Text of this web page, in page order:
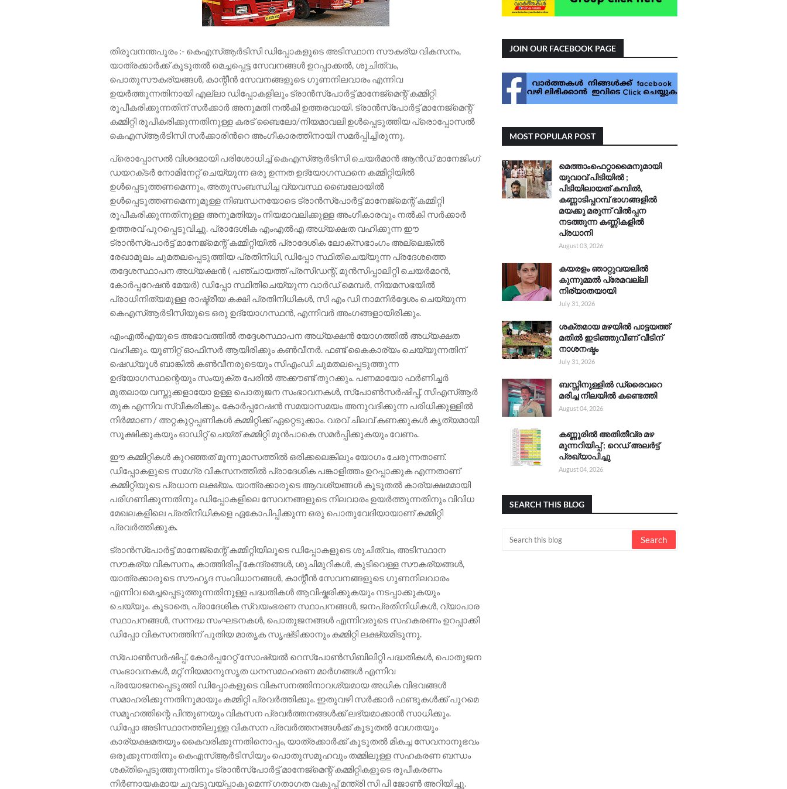
തിരുവനന്തപുരം :- കെഎസ്ആർടിസി ഡിപ്പോകളുടെ അടിസ്ഥാന സൗകര്യ വികസനം,
യാത്രക്കാർക്ക് കൂടുതൽ മെച്ചപ്പെട്ട സേവനങ്ങൾ ഉറപ്പാക്കൽ, ശുചിത്വം,
പൊതുസൗകര്യങ്ങൾ, കാന്റീൻ സേവനങ്ങളുടെ ഗുണനിലവാരം എന്നിവ
ഉയർത്തുന്നതിനായി എല്ലാ ഡിപ്പോകളിലും ട്രാൻസ്പോർട്ട് മാനേജ്മെന്റ് കമ്മിറ്റി
രൂപീകരിക്കുന്നതിന് സർക്കാർ അനുമതി നൽകി ഉത്തരവായി. ട്രാൻസ്പോർട്ട് മാനേജ്‌മെന്റ്
കമ്മിറ്റി രൂപീകരിക്കുന്നതിനുള്ള കരട് ബൈലോ/നിയമാവലി ഉൾപ്പെടുത്തിയ പ്രൊപ്പോസൽ
കെഎസ്ആർടിസി സർക്കാരിൻറെ അംഗീകാരത്തിനായി സമർപ്പിച്ചിരുന്നു.
പ്രൊപ്പോസൽ വിശദമായി പരിശോധിച്ച് കെഎസ്ആർടിസി ചെയർമാൻ ആൻഡ് മാനേജിംഗ്
ഡയറക്‌ടർ നോമിനേറ്റ് ചെയ്യുന്ന ഒരു ഉന്നത ഉദ്യോഗസ്ഥനെ കമ്മിറ്റിയിൽ
ഉൾപ്പെടുത്തണമെന്നും, അതുസംബന്ധിച്ച വ്യവസ്ഥ ബൈലോയിൽ
ഉൾപ്പെടുത്തണമെന്നുമുള്ള നിബന്ധനയോടെ ട്രാൻസ്പോർട്ട് മാനേജ്മെന്റ് കമ്മിറ്റി
രൂപീകരിക്കുന്നതിനുള്ള അനുമതിയും നിയമാവലിക്കുള്ള അംഗീകാരവും നൽകി സർക്കാർ
ഉത്തരവ് പുറപ്പെടുവിച്ചു. പ്രാദേശിക എംഎൽഎ അധ്യക്ഷത വഹിക്കുന്ന ഈ
ട്രാൻസ്പോർട്ട് മാനേജ്മെന്റ് കമ്മിറ്റിയിൽ പ്രാദേശിക ലോക്സഭാംഗം അല്ലെങ്കിൽ
രേഖാമൂലം ചുമതലപ്പെടുത്തിയ പ്രതിനിധി, ഡിപ്പോ സ്ഥിതിചെയ്യുന്ന പ്രദേശത്തെ
തദ്ദേശസ്ഥാപന അധ്യക്ഷൻ ( പഞ്ചായത്ത് പ്രസിഡന്റ്, മുൻസിപ്പാലിറ്റി ചെയർമാൻ,
കോർപ്പറേഷൻ മേയർ) ഡിപ്പോ സ്ഥിതിചെയ്യുന്ന വാർഡ് മെമ്പർ, നിയമസഭയിൽ
പ്രാധിനിത്യമുള്ള രാഷ്ട്രീയ കക്ഷി പ്രതിനിധികൾ, സി എം ഡി നാമനിർദ്ദേശം ചെയ്യുന്ന
കെഎസ്ആർടിസിയുടെ ഒരു ഉദ്യോഗസ്ഥൻ, എന്നിവർ അംഗങ്ങളായിരിക്കും.
എംഎൽഎയുടെ അഭാവത്തിൽ തദ്ദേശസ്ഥാപന അധ്യക്ഷൻ യോഗത്തിൽ അധ്യക്ഷത
വഹിക്കും. യൂണിറ്റ് ഓഫീസർ ആയിരിക്കും കൺവീനർ. ഫണ്ട് കൈകാര്യം ചെയ്യുന്നതിന്
ഷെഡ്യൂൾ ബാങ്കിൽ കൺവീനരുടെയും സിഎംഡി ചുമതലപ്പെടുത്തുന്ന
ഉദ്യോഗസ്ഥന്റെയും സംയുക്ത പേരിൽ അക്കൗണ്ട് തുറക്കും. പണമായോ ഫർണിച്ചർ
മുതലായ വസ്തുക്കളായോ ഉള്ള പൊതുജന സംഭാവനകൾ, സ്പോൺസർഷിപ്പ്, സിഎസ്ആർ
തുക എന്നിവ സ്വീകരിക്കും. കോർപ്പറേഷൻ സമയാസമയം അനുവദിക്കുന്ന പരിധിക്കുള്ളിൽ
നിർമ്മാണ / അറ്റകുറ്റപ്പണികൾ കമ്മിറ്റിക്ക് ഏറ്റെടുക്കാം. വരവ് ചിലവ് കണക്കുകൾ കൃത്യമായി
സൂക്ഷിക്കുകയും ഓഡിറ്റ് ചെയ്ത് കമ്മിറ്റി മുൻപാകെ സമർപ്പിക്കുകയും വേണം.
ഈ കമ്മിറ്റികൾ കുറഞ്ഞത് മൂന്നുമാസത്തിൽ ഒരിക്കലെങ്കിലും യോഗം ചേരുന്നതാണ്.
ഡിപ്പോകളുടെ സമഗ്ര വികസനത്തിൽ പ്രാദേശിക പങ്കാളിത്തം ഉറപ്പാക്കുക എന്നതാണ്
കമ്മിറ്റിയുടെ പ്രധാന ലക്ഷ്യം. യാത്രക്കാരുടെ ആവശ്യങ്ങൾ കൂടുതൽ കാര്യക്ഷമമായി
പരിഗണിക്കുന്നതിനും ഡിപ്പോകളിലെ സേവനങ്ങളുടെ നിലവാരം ഉയർത്തുന്നതിനും വിവിധ
മേഖലകളിലെ പ്രതിനിധികളെ ഏകോപിപ്പിക്കുന്ന ഒരു പൊതുവേദിയായാണ് കമ്മിറ്റി
പ്രവർത്തിക്കുക.
ട്രാൻസ്പോർട്ട് മാനേജ്മെന്റ് കമ്മിറ്റിയിലൂടെ ഡിപ്പോകളുടെ ശുചിത്വം, അടിസ്ഥാന
സൗകര്യ വികസനം, കാത്തിരിപ്പ് കേന്ദ്രങ്ങൾ, ശുചിമുറികൾ, കുടിവെള്ള സൗകര്യങ്ങൾ,
യാത്രക്കാരുടെ സൗഹൃദ സംവിധാനങ്ങൾ, കാന്റീൻ സേവനങ്ങളുടെ ഗുണനിലവാരം
എന്നിവ മെച്ചപ്പെടുത്തുന്നതിനുള്ള പദ്ധതികൾ ആവിഷ്കരിക്കുകയും നടപ്പാക്കുകയും
ചെയ്യും. കൂടാതെ, പ്രാദേശിക സ്വയംഭരണ സ്ഥാപനങ്ങൾ, ജനപ്രതിനിധികൾ, വ്യാപാര
സ്ഥാപനങ്ങൾ, സന്നദ്ധ സംഘടനകൾ, പൊതുജനങ്ങൾ എന്നിവരുടെ സഹകരണം ഉറപ്പാക്കി
ഡിപ്പോ വികസനത്തിന് പുതിയ മാതൃക സൃഷ്‌ടിക്കാനും കമ്മിറ്റി ലക്ഷ്യമിടുന്നു.
സ്പോൺസർഷിപ്പ്, കോർപ്പറേറ്റ് സോഷ്യൽ റെസ്പോൺസിബിലിറ്റി പദ്ധതികൾ, പൊതുജന
സംഭാവനകൾ, മറ്റ് നിയമാനുസൃത ധനസമാഹരണ മാർഗങ്ങൾ എന്നിവ
പ്രയോജനപ്പെടുത്തി ഡിപ്പോകളുടെ വികസനത്തിനാവശ്യമായ അധിക വിഭവങ്ങൾ
സമാഹരിക്കുന്നതിനുമായും കമ്മിറ്റി പ്രവർത്തിക്കും. ഇതുവഴി സർക്കാർ ഫണ്ടുകൾക്ക് പുറമെ
സമൂഹത്തിന്റെ പിന്തുണയും വികസന പ്രവർത്തനങ്ങൾക്ക് ലഭ്യമാക്കാൻ സാധിക്കും.
ഡിപ്പോ അടിസ്ഥാനത്തിലുള്ള വികസന പ്രവർത്തനങ്ങൾക്ക് കൂടുതൽ വേഗതയും
കാര്യക്ഷമതയും കൈവരിക്കുന്നതിനൊപ്പം, യാത്രക്കാർക്ക് കൂടുതൽ മികച്ച സേവനാനുഭവം
ഒരുക്കുന്നതിനും കെഎസ്ആർടിസിയും പൊതുസമൂഹവും തമ്മിലുള്ള സഹകരണ ബന്ധം
ശക്തിപ്പെടുത്തുന്നതിനും ട്രാൻസ്പോർട്ട് മാനേജ്മെന്റ് കമ്മിറ്റികളുടെ രൂപീകരണം
നിർണായകമായ ചുവടുവയ്പ്പാകുമെന്ന് ഗതാഗത വകുപ്പ് മന്ത്രി സി പി ജോൺ അറിയിച്ചു.
JOIN OUR FACEBOOK PAGE
MOST POPULAR POST
മെത്താംഫെറ്റാമൈനുമായി
യുവാവ് പിടിയിൽ ;
പിടിയിലായത് കമ്പിൽ,
കണ്ണാടിപ്പറമ്പ് ഭാഗങ്ങളിൽ
മയക്കു മരുന്ന് വിൽപ്പന
നടത്തുന്ന കണ്ണികളിൽ
പ്രധാനി
August 03, 2026
കയരളം ഞാറ്റുവയലിൽ
കുന്നുമ്മൽ പ്രേമവല്ലി
നിര്യാതയായി
July 31, 2026
ശക്തമായ മഴയിൽ പാട്ടയത്ത്
മതിൽ ഇടിഞ്ഞുവീണ് വീടിന്
നാശനഷ്ടം
July 31, 2026
ബസ്സിനുള്ളിൽ ഡ്രൈവറെ
മരിച്ച നിലയിൽ കണ്ടെത്തി
August 04, 2026
കണ്ണൂരിൽ അതിതീവ്ര മഴ
മുന്നറിയിപ്പ് ; റെഡ് അലർട്ട്
പ്രഖ്യാപിച്ചു
August 04, 2026
SEARCH THIS BLOG